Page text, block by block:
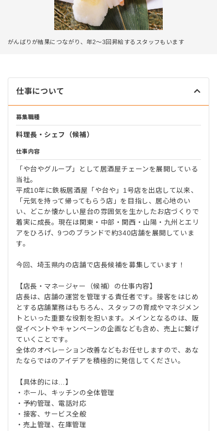
がんばりが結果につながり、年2～3回昇給するスタッフもいます
仕事について
募集職種
料理長・シェフ（候補）
仕事内容
「や台やグループ」として居酒屋チェーンを展開している
当社。
平成10年に鉄板居酒屋「や台や」1号店を出店して以来、
「元気を持って帰ってもらう店」を目指し、居心地のい
い、どこか懐かしい屋台の雰囲気を生かしたお店づくりで
着実に成長。現在は関東・中部・関西・山陽・九州とエリ
アをひろげ、9つのブランドで約340店舗を展開していま
す。
今回、埼玉県内の店舗で店長候補を募集しています！
【店長・マネージャー（候補）の仕事内容】
店長は、店舗の運営を管理する責任者です。接客をはじめ
とする店舗業務はもちろん、スタッフの育成やマネジメン
トといった重要な役割を担います。メインとなるのは、販
促イベントやキャンペーンの企画なども含め、売上に繋げ
ていくことです。
全体のオペレーション改善などもお任せしますので、あな
たならではのアイデアを積極的に発信してください。
【具体的には…】
・ホール、キッチンの全体管理
・予約管理、電話対応
・接客、サービス全般
・売上管理、在庫管理